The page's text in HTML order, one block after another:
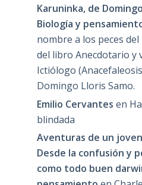
Karuninka, de
Biología y
nombre a los peces
del libro Anecdotario y
Ictiólogo
Domingo Lloris Samo.
Emilio Cervantes en
blindada
Aventuras de un
Desde la confusión y
como todo buen